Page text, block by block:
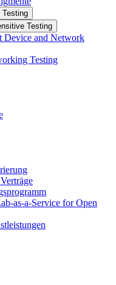
Testing
Device and Network
Testing
as-a-Service for Open